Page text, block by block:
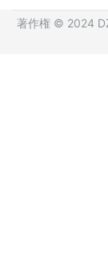
著作権 © 2024